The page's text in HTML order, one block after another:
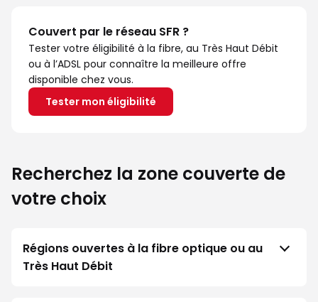
Couvert par le réseau SFR ?
Tester votre éligibilité à la fibre, au Très Haut Débit
ou à l’ADSL pour connaître la meilleure offre
disponible chez vous.
Tester mon éligibilité
Recherchez la zone couverte de
votre choix
Régions ouvertes à la fibre optique ou au
Très Haut Débit